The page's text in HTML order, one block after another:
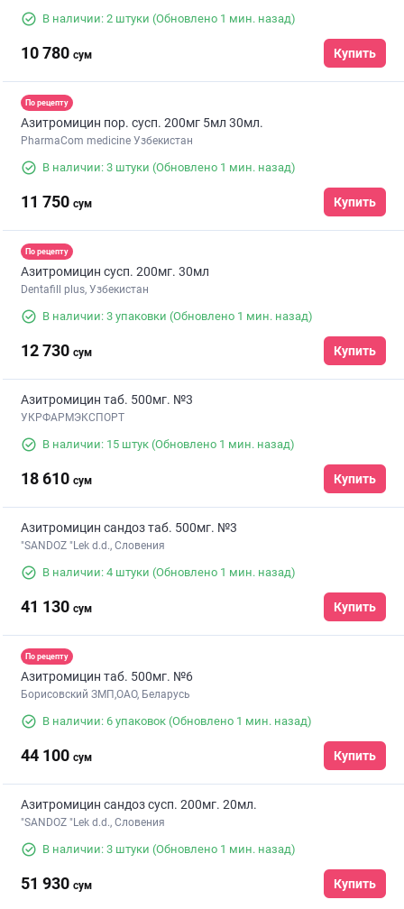
В наличии: 2 штуки (Обновлено 1 мин. назад)
10 780 сум Купить
По рецепту
Азитромицин пор. сусп. 200мг 5мл 30мл.
PharmaCom medicine Узбекистан
В наличии: 3 штуки (Обновлено 1 мин. назад)
11 750 сум Купить
По рецепту
Азитромицин сусп. 200мг. 30мл
Dentafill plus, Узбекистан
В наличии: 3 упаковки (Обновлено 1 мин. назад)
12 730 сум Купить
Азитромицин таб. 500мг. №3
УКРФАРМЭКСПОРТ
В наличии: 15 штук (Обновлено 1 мин. назад)
18 610 сум Купить
Азитромицин сандоз таб. 500мг. №3
"SANDOZ "Lek d.d., Словения
В наличии: 4 штуки (Обновлено 1 мин. назад)
41 130 сум Купить
По рецепту
Азитромицин таб. 500мг. №6
Борисовский ЗМП,ОАО, Беларусь
В наличии: 6 упаковок (Обновлено 1 мин. назад)
44 100 сум Купить
Азитромицин сандоз сусп. 200мг. 20мл.
"SANDOZ "Lek d.d., Словения
В наличии: 3 штуки (Обновлено 1 мин. назад)
51 930 сум Купить